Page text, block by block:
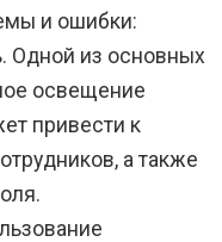
и ошибки:
Одной из основных
освещение
привести к
а также